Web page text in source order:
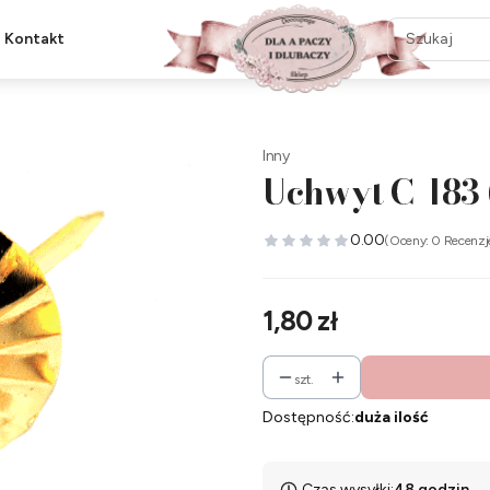
Kontakt
Inny
Uchwyt C-183
0.00(Oceny: 0
Cena
1,80 zł
szt.
Dostępność:duża ilość